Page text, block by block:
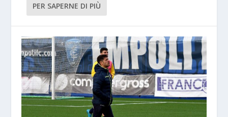
PER SAPERNE DI PIÙ